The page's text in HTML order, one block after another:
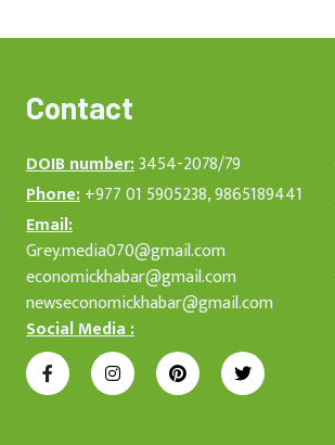
Contact
DOIB number:3454-2078/79
Phone:+977 01 5905238, 9865189441
Email:
Grey.media070@gmail.com
economickhabar@gmail.com
newseconomickhabar@gmail.com
Social Media :